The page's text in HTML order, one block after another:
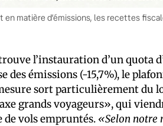
en matière d’émissions, les recettes
l’instauration d’un quota
des émissions (-15,7%), le
sort particulièrement du
grands voyageurs», qui
de vols empruntés. «Selon notre